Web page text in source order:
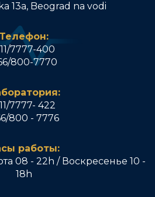
13a, Beograd na vodi
Телефон:
7777-400
800-7770
7777- 422
800 - 7776
работы:
08 - 22h / Воскресенье 10 -
18h